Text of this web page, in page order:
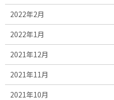
2022年2月
2022年1月
2021年12月
2021年11月
2021年10月